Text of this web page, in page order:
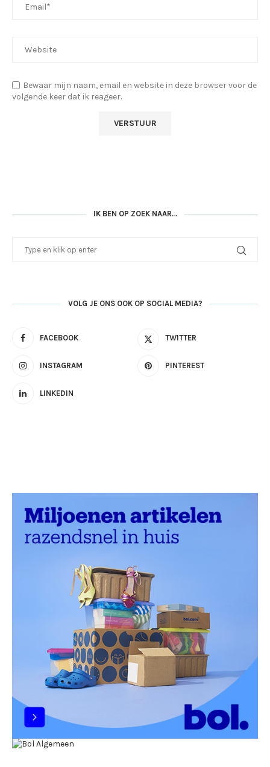
Bewaar mijn naam, email en website in deze browser voor de
volgende keer dat ik reageer.
IK BEN OP ZOEK NAAR…
VOLG JE ONS OOK OP SOCIAL MEDIA?
FACEBOOK TWITTER
INSTAGRAM PINTEREST
LINKEDIN